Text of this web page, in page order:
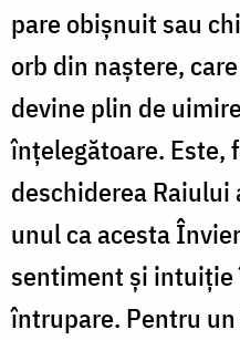
pare obișnuit sau
orb din naștere,
devine plin de
înțelegătoare. Este,
deschiderea Raiului
unul ca acesta
sentiment și intuiție
întrupare. Pentru